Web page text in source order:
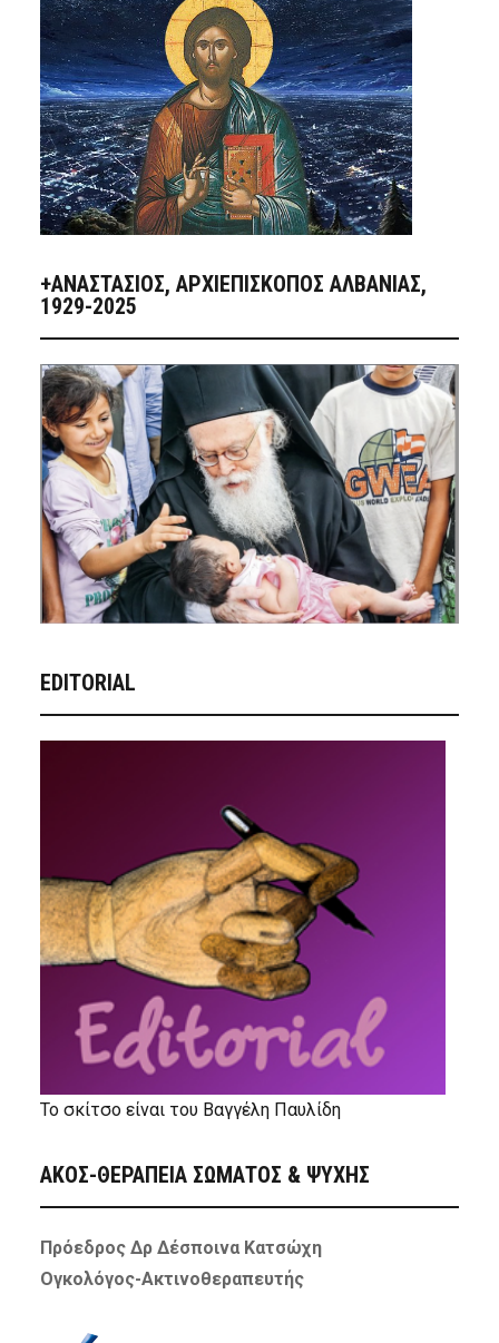
+ΑΝΑΣΤΆΣΙΟΣ, ΑΡΧΙΕΠΊΣΚΟΠΟΣ ΑΛΒΑΝΊΑΣ,
1929-2025
EDITORIAL
Το σκίτσο είναι του Βαγγέλη Παυλίδη
ΑΚΟΣ-ΘΕΡΑΠΕΙΑ ΣΩΜΑΤΟΣ & ΨΥΧΗΣ
Πρόεδρος Δρ Δέσποινα Κατσώχη
Ογκολόγος-Ακτινοθεραπευτής